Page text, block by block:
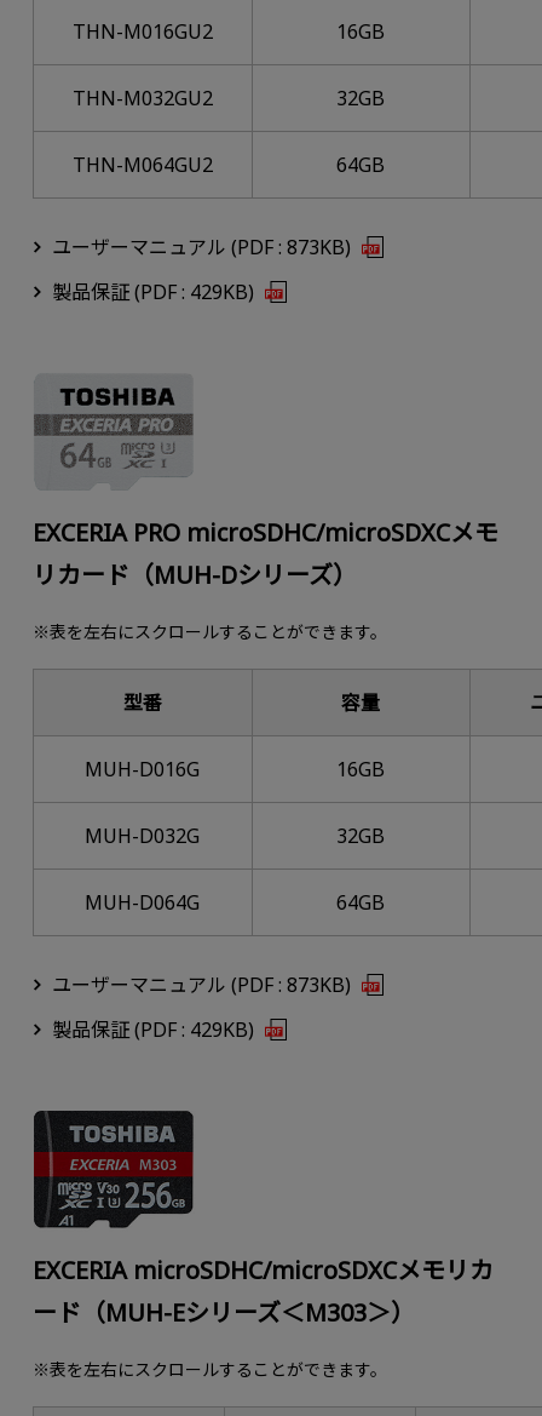
THN-M016GU2 16GB
THN-M032GU2 32GB
THN-M064GU2 64GB
ユーザーマニュアル (PDF : 873KB)
製品保証 (PDF : 429KB)
EXCERIA PRO microSDHC/microSDXCメモ
リカード（MUH-Dシリーズ）
※表を左右にスクロールすることができます。
型番 容量
MUH-D016G 16GB
MUH-D032G 32GB
MUH-D064G 64GB
ユーザーマニュアル (PDF : 873KB)
製品保証 (PDF : 429KB)
EXCERIA microSDHC/microSDXCメモリカ
ード（MUH-Eシリーズ＜M303＞）
※表を左右にスクロールすることができます。